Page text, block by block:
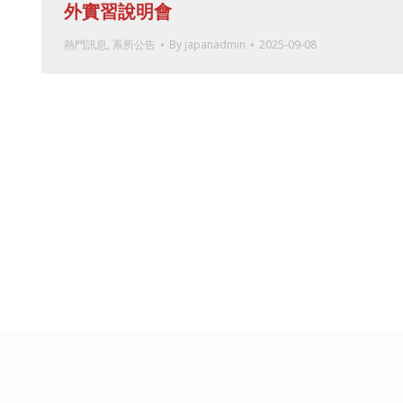
外實習說明會
熱門訊息, 系所公告 By japanadmin 2025-09-08